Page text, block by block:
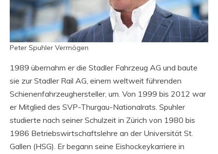
Peter Spuhler Vermögen
1989 übernahm er die Stadler Fahrzeug AG und baute
sie zur Stadler Rail AG, einem weltweit führenden
Schienenfahrzeughersteller, um. Von 1999 bis 2012 war
er Mitglied des SVP-Thurgau-Nationalrats. Spuhler
studierte nach seiner Schulzeit in Zürich von 1980 bis
1986 Betriebswirtschaftslehre an der Universität St.
Gallen (HSG). Er begann seine Eishockeykarriere in